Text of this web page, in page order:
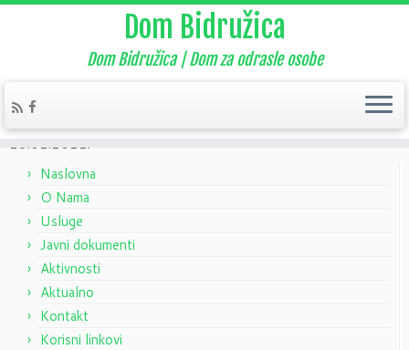
Dom Bidružica
Dom Bidružica | Dom za odrasle osobe
Home»Aktualno»Nekategorizirano»Upravno vijeće – izvješće
28.02.2022.
Naslovna
O Nama
Usluge
Javni dokumenti
Aktivnosti
Aktualno
Kontakt
Korisni linkovi